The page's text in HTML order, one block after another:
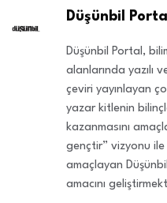
Düşünbil Portal
Düşünbil Portal,
alanlarında yazılı
çeviri yayınlayan
yazar kitlenin
kazanmasını
gençtir” vizyonu
amaçlayan
amacını